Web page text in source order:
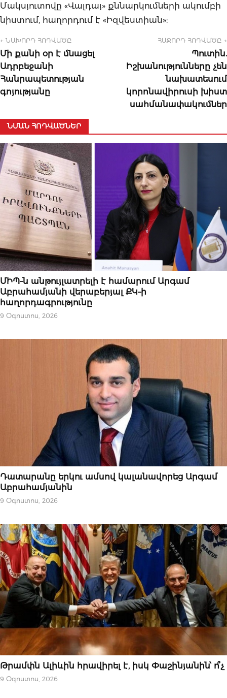
Մակսյուտովը «Վալդայ» քննարկումների ակումբի
նիստում, հաղորդում է «Իզվեստիան»:
← ՆԱԽՈՐԴ ՀՈԴՎԱԾԸ
Մի քանի օր է մնացել
Ադրբեջանի
Հանրապետության
գոյությանը
ՀԱՋՈՐԴ ՀՈԴՎԱԾԸ →
Պուտին.
Իշխանությունները չեն
նախատեսում
կորոնավիրուսի խիստ
սահմանափակումներ
ՆՄԱՆ ՀՈԴՎԱԾՆԵՐ
ՆՈՐՈՒԹՅՈՒՆՆԵՐ
ՄԻՊ–ն անթույլատրելի է համարում Արգամ
Աբրահամյանի վերաբերյալ ՔԿ–ի
հաղորդագրությունը
9 Օգոստոս, 2026
ՆՈՐՈՒԹՅՈՒՆՆԵՐ
Դատարանը երկու ամսով կալանավորեց Արգամ
Աբրահամյանին
9 Օգոստոս, 2026
ԿԱՐԵՎՈՐԸ
Թրամփն Ալիևին հրավիրել է, իսկ Փաշինյանին՝ ո՞չ
9 Օգոստոս, 2026